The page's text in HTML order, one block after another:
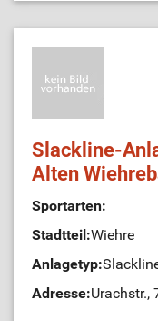
Slackline-
Alten
Sportarten:
Stadtteil:Wiehre
Anlagetyp:
Adresse:Urachstr.,